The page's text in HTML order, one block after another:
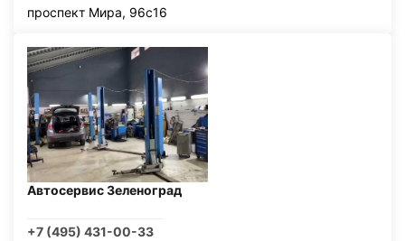
проспект Мира, 96с16
Автосервис Зеленоград
+7 (495) 431-00-33